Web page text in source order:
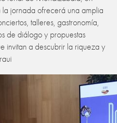
jornada ofrecerá una amplia
talleres, gastronomía,
de diálogo y propuestas
invitan a descubrir la riqueza y